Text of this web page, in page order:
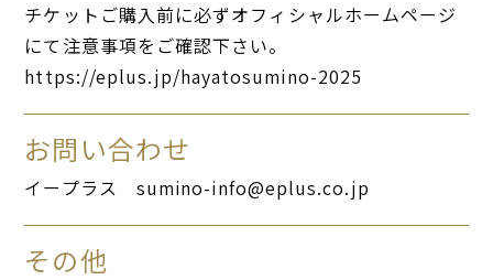
チケットご購入前に必ずオフィシャルホームページ
にて注意事項をご確認下さい。
https://eplus.jp/hayatosumino-2025
お問い合わせ
イープラス sumino-info@eplus.co.jp
その他